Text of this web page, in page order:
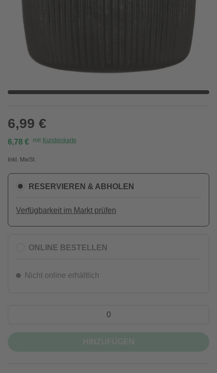
6,99 €
6,78 € mit Kundenkarte
Inkl. MwSt.
RESERVIEREN & ABHOLEN
Verfügbarkeit im Markt prüfen
ONLINE BESTELLEN
Nicht online erhältlich